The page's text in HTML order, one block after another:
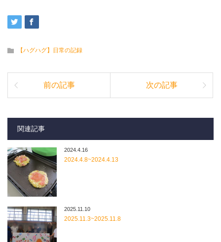
【ハグハグ】日常の記録
前の記事 次の記事
関連記事
2024.4.16
2024.4.8~2024.4.13
2025.11.10
2025.11.3~2025.11.8